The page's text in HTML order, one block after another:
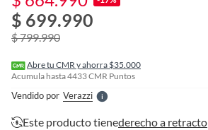
$ 699.990
$ 799.990
Abre tu CMR y ahorra $35.000
Acumula hasta4433CMR Puntos
Vendido por VerazziS
l
l
n
f
Este producto tienederecho a retracto